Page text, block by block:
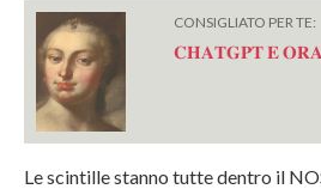
CONSIGLIATO PER TE:
𝐂𝐇𝐀𝐓𝐆𝐏𝐓 𝐄
Le scintille stanno tutte dentro il